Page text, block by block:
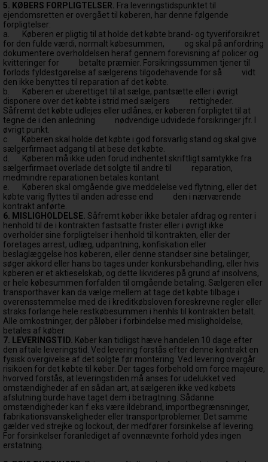
5. KØBERS FORPLIGTELSER.
Fra leveringstidspunktet til
ejendomsretten er overgået til køberen, har denne følgende
forpligtelser:
a.
Køberen er pligtig til at holde det købte brand- og tyveriforsikret
for den fulde værdi, normalt købesummen,
og skal på anfordring
dokumentere overholdelsen heraf gennem forevisning af policer og
kvitteringer for
betalte præmier. Forsikringssummen tjener til
forlods fyldestgørelse af sælgerens tilgodehavende for så
vidt
den ikke benyttes til reparation af det købte.
b.
Køberen er uberettiget til at sælge, pantsætte eller i øvrigt
disponere over det købte i strid med sælgers
rettigheder.
Såfremt det købte udlejes eller udlånes, er køberen forpligtet til at
tegne de i den anledning
nødvendige udvidede forsikringer jfr. I
øvrigt punkt.
c.
Køberen skal holde det købte i god forsvarlig stand og skal give
sælgerfirmaet adgang til at bese det købte.
d.
Køberen må ikke uden forud indhentet skriftligt samtykke fra
sælgerfirmaet overlade det solgte til andre til
reparation,
medmindre reparationen betales kontant.
e.
Køberen skal omgående give meddelelse ved flytning, eller det
købte varig flyttes til anden adresse end
den i nærværende
kontrakt anførte.
6. MISLIGHOLDELSE. Såfremt køber ikke betaler afdrag og renter i
henhold til de i kontrakten fastsatte frister eller i øvrigt ikke
overholder sine forpligtelser i henhold til kontrakten, eller der
foretages arrest, udlæg, udpantning, konfiskation eller
beslaglæggelse hos køberen, eller denne standser sine betalinger,
søger akkord eller hans bo tages under konkursbehandling, eller hvis
køberen er et aktieselskab, og dette likvideres på grund af insolvens,
er hele købesummen forfalden til omgående betaling. Sælgeren eller
transporthaver kan da vælge mellem at tage det købte tilbage i
overensstemmelse med de i kreditkøbsloven foreskrevne regler eller
straks forlange hele restkøbesummen i henhls til kontrakten betalt.
Alle omkostninger, der påløber i forbindelse med misligholdelse,
betales af køber.
7. LEVERINGSTID. Køber kan tidligst hæve handelen 10 dage efter
den aftale leveringstid. Ved levering forstås efter denne kontrakt en
fysisk overgivelse af det solgte før montering. Ved levering overgår
risikoen for det købte til køber. Der tages forbehold om force majeure,
hvorved forstås, at leveringstiden må anses for udelukket ved
omstændigheder af en sådan art, at sælgeren ikke ved købets
afslutning burde have taget dem i betragtning. Sådanne
omstændigheder kan f.eks være ildebrand, importbegrænsninger,
fabrikationsvanskeligheder eller transportproblemer. Det samme
gælder ved strejke og lockout, der medfører forsinkelse af levering.
For forsinkelser foranlediget af ovennævnte forhold ydes ingen
erstatning.